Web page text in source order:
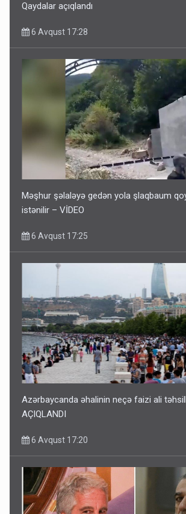
Qaydalar açıqlandı
6 Avqust 17:28
Məşhur şəlaləyə gedən yola şlaqbaum
istənilir – VİDEO
6 Avqust 17:25
Azərbaycanda əhalinin neçə faizi ali
AÇIQLANDI
6 Avqust 17:20